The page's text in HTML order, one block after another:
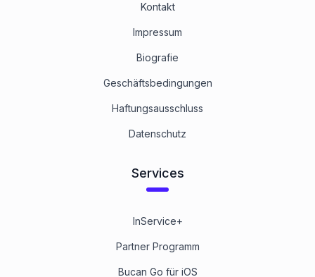
Kontakt
Impressum
Biografie
Geschäftsbedingungen
Haftungsausschluss
Datenschutz
Services
InService+
Partner Programm
Bucan Go für iOS